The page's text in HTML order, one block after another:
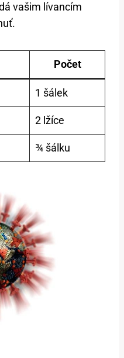
vašim lívancím
Počet
1 šálek
2 lžíce
¾ šálku